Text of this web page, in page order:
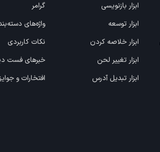
ابزار بازنویسی
ابزار توسعه
ابزار خلاصه کردن
ابزار تغییر لحن
ابزار تبدیل آدرس
گرامر
واژه‌های
نکات کاربردی
خبرهای فست
افتخارات و جوایز